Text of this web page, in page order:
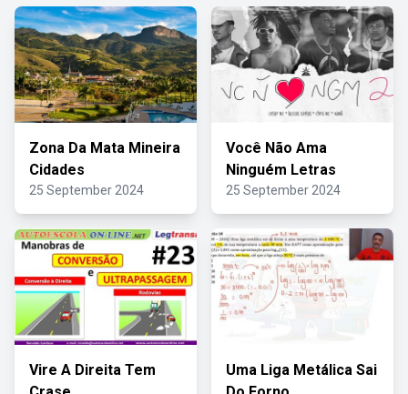
Zona Da Mata Mineira
Cidades
25 September 2024
Você Não Ama
Ninguém Letras
25 September 2024
Vire A Direita Tem
Uma Liga Metálica Sai